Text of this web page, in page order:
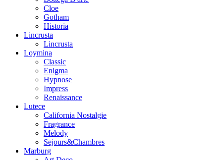
Cloe
Gotham
Historia
Lincrusta
Lincrusta
Loymina
Classic
Enigma
Hypnose
Impress
Renaissance
Lutece
California Nostalgie
Fragrance
Melody
Sejours&Chambres
Marburg